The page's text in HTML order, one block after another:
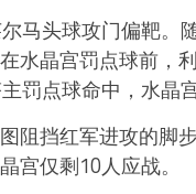
马头球攻门偏靶。
水晶宫罚点球前，
罚点球命中，水晶
阻挡红军进攻的脚
宫仅剩10人应战。